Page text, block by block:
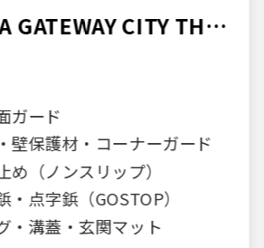
GATEWAY CITY THE
2
ガード
壁保護材・コーナーガード
め（ノンスリップ）
・点字鋲（GOSTOP）
・溝蓋・玄関マット